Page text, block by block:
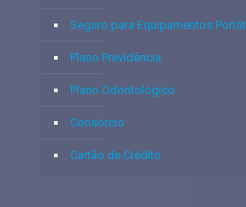
Seguro para Equipamentos
Plano Previdência
Plano Odontológico
Consórcio
Cartão de Crédito